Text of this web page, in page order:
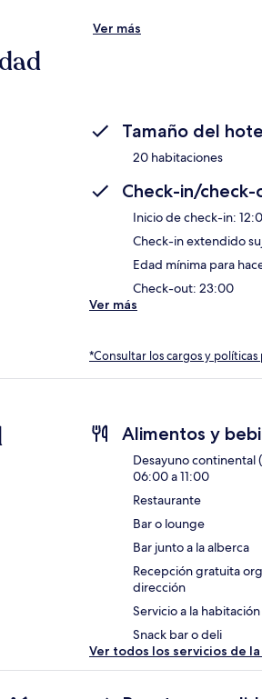
Ver más
Tamaño del
20 habitaciones
Check-in/check-
Inicio de check-in:
Check-in extendido
Edad mínima para
Check-out: 23:00
Ver más
*Consultar los cargos y
Alimentos y
Desayuno continental
06:00 a 11:00
Restaurante
Bar o lounge
Bar junto a la alberca
Recepción gratuita
dirección
Servicio a la
Snack bar o deli
Ver todos los servicios de